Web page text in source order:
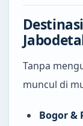
Tanpa
muncul di
Bogor &